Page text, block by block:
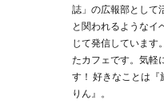
誌」の広報部として
と関われるようなイ
じて発信しています
たカフェです。気軽
す！ 好きなことは『
りん』。